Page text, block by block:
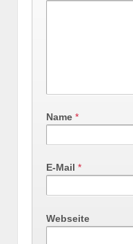
Name *
E-Mail *
Webseite